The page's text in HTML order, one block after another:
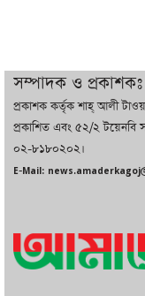
আগে
সম্পাদক ও
প্রকাশক কর্তৃক শাহ্ আলী
প্রকাশিত এবং ৫২/২ টয়েনবি
০২-৮১৮০২০২।
E-Mail: